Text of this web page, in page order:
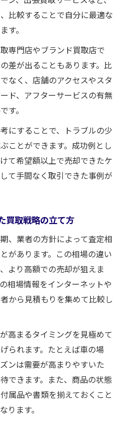
比較することで自分に最適な
す。
専門店やブランド買取店で
差が出ることもあります。比
なく、店舗のアクセスやスタ
ド、アフターサービスの有無
す。
にすることで、トラブルの少
ことができます。成功例とし
て希望額以上で売却できたケ
て手間なく取引できた事例が
買取戦略の立て方
、業者の方針によって査定相
があります。この相場の違い
より高額での売却が狙えま
相場情報をインターネットや
から見積もりを集めて比較し
高まるタイミングを見極めて
られます。たとえば車の場
ンは需要が高まりやすいた
できます。また、商品の状態
属品や書類を揃えておくこと
ります。